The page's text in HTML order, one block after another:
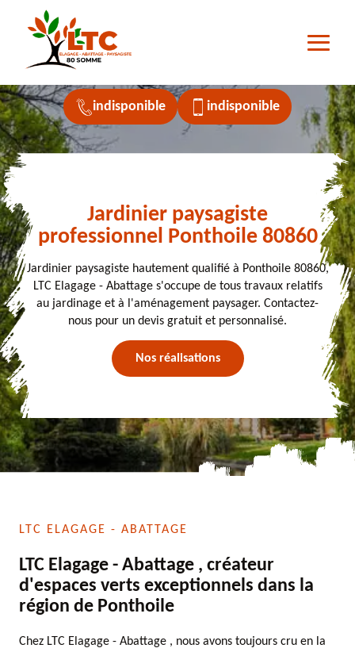
indisponible indisponible
Jardinier paysagiste
professionnel Ponthoile 80860
Jardinier paysagiste hautement qualifié à Ponthoile 80860,
LTC Elagage - Abattage s'occupe de tous travaux relatifs
au jardinage et à l'aménagement paysager. Contactez-
nous pour un devis gratuit et personnalisé.
Nos réalisations
LTC ELAGAGE - ABATTAGE
LTC Elagage - Abattage , créateur
d'espaces verts exceptionnels dans la
région de Ponthoile
Chez LTC Elagage - Abattage , nous avons toujours cru en la